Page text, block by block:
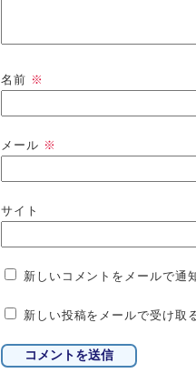
名前 ※
メール ※
サイト
新しいコメントをメールで通
新しい投稿をメールで受け取